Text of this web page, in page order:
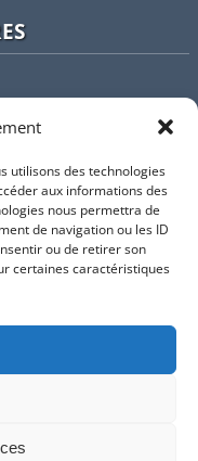
utilisons des technologies
aux informations des
nous permettra de
de navigation ou les ID
ou de retirer son
certaines caractéristiques